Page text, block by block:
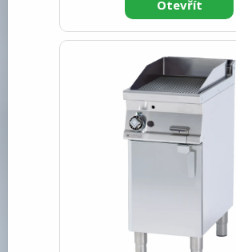
Konstruční typ zařízení:
Příkon elektrický [kW]: 5.550
ovládacích prvků: IPX5
Kontrolky: chodu a nahřátí
desky: Prolisovaná -